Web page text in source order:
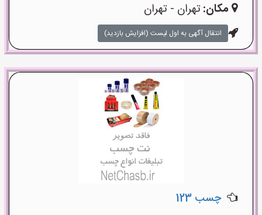
مکان:تهران - تهران
انتقال آگهی به اول لیست (افزایش بازدید)
چسب 123